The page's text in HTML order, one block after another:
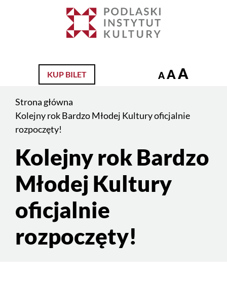
Młodej
Kultury
oficjalnie
KUP BILET A A A
Strona główna
Kolejny rok Bardzo Młodej Kultury oficjalnie
rozpoczęty!
Treść
stronyKolejny rok Bardzo
Młodej Kultury
oficjalnie
rozpoczęty!